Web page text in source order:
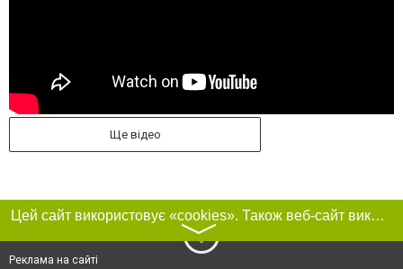
Ще відео
Цей сайт використовує «cookies». Також веб-сайт використовує інтернет-сервіс для збору технічних даних стосовно відвідувачів з метою отримання маркетингової та статистичної інформації. Умови обробки даних відвідувачів сайту див.
〉
Реклама на сайті